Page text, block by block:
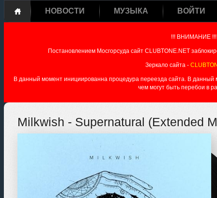
НОВОСТИ МУЗЫКА ВОЙТИ
!!! ВНИМАНИЕ !!!
Постановлением Мосгорсуда сайт CLUBTONE.NET
Зеркало сайта -
В данный момент инициированна процедура переезда сайта. В данный
чем могут быть перебои в
Milkwish - Supernatural (Extended